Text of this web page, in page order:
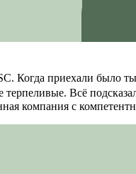
Когда приехали было
терпеливые. Всё
компания с